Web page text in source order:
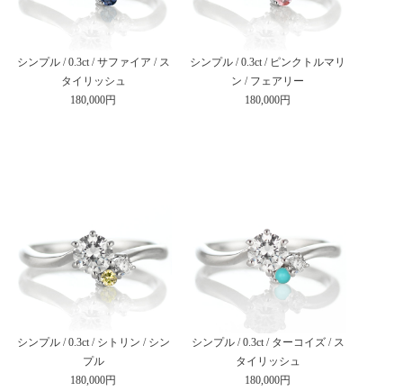
シンプル / 0.3ct / サファイア / ス
タイリッシュ
180,000円
シンプル / 0.3ct / ピンクトルマリ
ン / フェアリー
180,000円
シンプル / 0.3ct / シトリン / シン
プル
180,000円
シンプル / 0.3ct / ターコイズ / ス
タイリッシュ
180,000円